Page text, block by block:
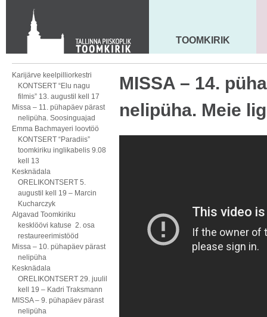
KONTAKT
Toom-Kooli 6, 10130 TALLINN
tallinna.toom@eelk.ee
MAARJA KIRIK
TOOMKIRIK
Karijärve keelpilliorkestri
KONTSERT “Elu nagu
filmis” 13. augustil kell 17
Missa – 11. pühapäev pärast
nelipüha. Soosinguajad
Emma Bachmayeri loovtöö
KONTSERT “Paradiis”
toomkiriku inglikabelis 9.08
kell 13
Kesknädala
ORELIKONTSERT 5.
augustil kell 19 – Marcin
Kucharczyk
Algavad Toomkiriku
kesklöövi katuse 2. osa
restaureerimistööd
Missa – 10. pühapäev pärast
nelipüha
Kesknädala
ORELIKONTSERT 29. juulil
kell 19 – Kadri Traksmann
MISSA – 9. pühapäev pärast
nelipüha
MISSA – 14.
nelipüha. Meie